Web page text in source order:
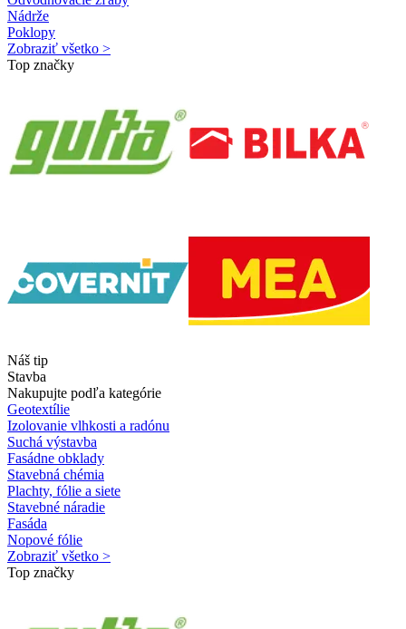
Nádrže
Poklopy
Zobraziť všetko >
Top značky
Náš tip
Stavba
Nakupujte podľa kategórie
Geotextílie
Izolovanie vlhkosti a radónu
Suchá výstavba
Fasádne obklady
Stavebná chémia
Plachty, fólie a siete
Stavebné náradie
Fasáda
Nopové fólie
Zobraziť všetko >
Top značky